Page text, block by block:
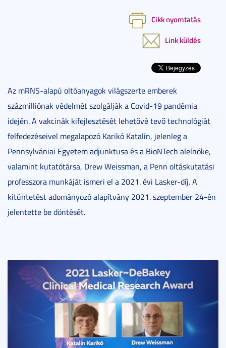
Cikk nyomtatás
Link küldés
Az mRNS-alapú oltóanyagok világszerte emberek
százmilliónak védelmét szolgálják a Covid-19 pandémia
idején. A vakcinák kifejlesztését lehetővé tevő technológiát
felfedezéseivel megalapozó Karikó Katalin, jelenleg a
Pennsylvániai Egyetem adjunktusa és a BioNTech alelnöke,
valamint kutatótársa, Drew Weissman, a Penn oltáskutatási
professzora munkáját ismeri el a 2021. évi Lasker-díj. A
kitüntetést adományozó alapítvány 2021. szeptember 24-én
jelentette be döntését.